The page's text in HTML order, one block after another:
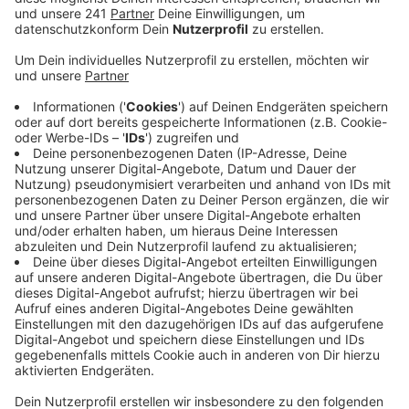
Hilfe nach einem Unfall – mit dieser Masche haben
Unbekannte eine Frau aus Kall am Telefon
abgezockt. Die Polizei warnt und hofft auf
Hinweise. Eine Frau hatte sich am Telefon als
Nachbarin der Kallerin ausgegeben. Sie habe in
Düsseldorf einen Unfall gehabt und benötige jetzt
über 10.000 Euro für ein neues Auto. Die Kallerin
sollte einen Teil des Geldes überweisen, den Rest
einem Boten übergeben. Weil die Anruferin am
Telefon tatsächlich wie ihre Nachbarin klang,
übergab die Kallerin das Geld dem Boten. Als sie
am nächsten Tag noch nichts von ihrer Nachbarin
gehört hatte, fragte sie bei ihr nach. Die Nachbarin
hatte allerdings nie um Hilfe gebeten.
Die Polizei beschreibt den Boten so: etwa 1,75
groß, 30 bis 40 Jahre alt, deutsch, vollschlank,